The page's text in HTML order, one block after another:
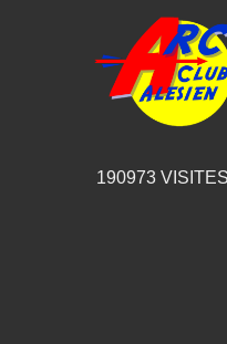
190973 VISITES